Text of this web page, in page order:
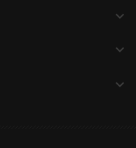
expand_more
expand_more
expand_more